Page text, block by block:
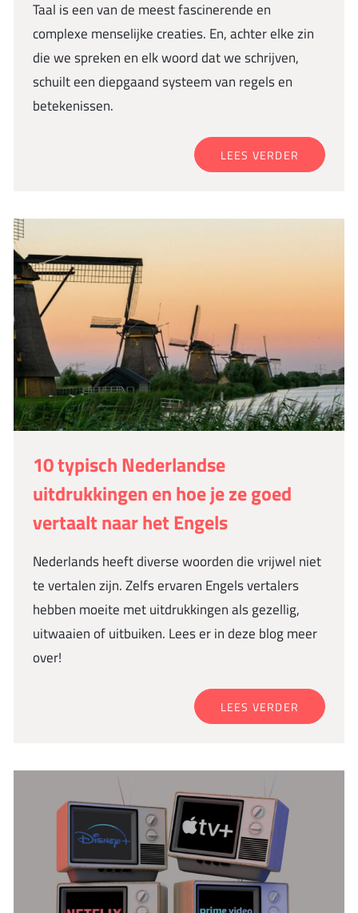
Taal is een van de meest fascinerende en
complexe menselijke creaties. En, achter elke zin
die we spreken en elk woord dat we schrijven,
schuilt een diepgaand systeem van regels en
betekenissen.
LEES VERDER
10 typisch Nederlandse
uitdrukkingen en hoe je ze goed
vertaalt naar het Engels
Nederlands heeft diverse woorden die vrijwel niet
te vertalen zijn. Zelfs ervaren Engels vertalers
hebben moeite met uitdrukkingen als gezellig,
uitwaaien of uitbuiken. Lees er in deze blog meer
over!
LEES VERDER